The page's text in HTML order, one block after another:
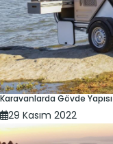
Karavanlarda Gövde Yapısı
29 Kasım 2022